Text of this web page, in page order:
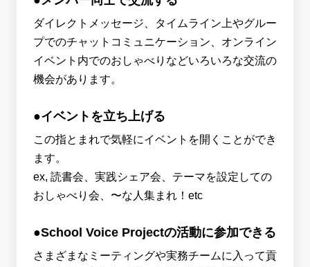
ダイレクトメッセージ、タイムライン上やグルー
プでのチャットコミュニケーション、オンライン
イベント内でのおしゃべりなどいろいろな交流の
機会があります。
●イベントを立ち上げる
この指とまれで気軽にイベントを開くことができ
ます。
ex, 読書会、実践シェア会、テーマを設定しての
おしゃべり会、〜な人集まれ！etc
●School Voice Projectの活動に参加できる
さまざまなミーティングや実務チームに入って貢